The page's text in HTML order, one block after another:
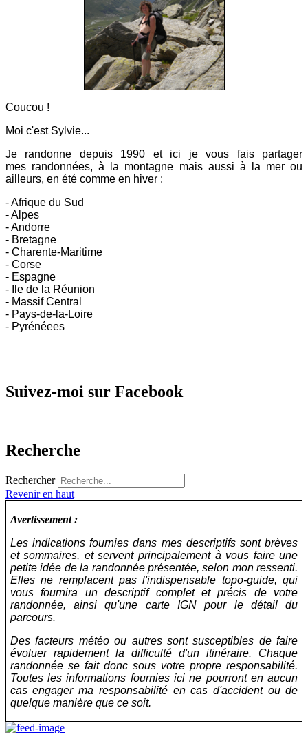
Coucou !
Moi c'est Sylvie...
Je randonne depuis 1990 et ici je vous fais partager
mes randonnées, à la montagne mais aussi à la mer ou
ailleurs, en été comme en hiver :
- Afrique du Sud
- Alpes
- Andorre
- Bretagne
- Charente-Maritime
- Corse
- Espagne
- Ile de la Réunion
- Massif Central
- Pays-de-la-Loire
- Pyrénéees
Suivez-moi sur Facebook
Recherche
Rechercher
Revenir en haut
Avertissement :
Les indications fournies dans mes descriptifs sont brèves
et sommaires, et servent principalement à vous faire une
petite idée de la randonnée présentée, selon mon ressenti.
Elles ne remplacent pas l'indispensable topo-guide, qui
vous fournira un descriptif complet et précis de votre
randonnée, ainsi qu'une carte IGN pour le détail du
parcours.
Des facteurs météo ou autres sont susceptibles de faire
évoluer rapidement la difficulté d'un itinéraire. Chaque
randonnée se fait donc sous votre propre responsabilité.
Toutes les informations fournies ici ne pourront en aucun
cas engager ma responsabilité en cas d'accident ou de
quelque manière que ce soit.